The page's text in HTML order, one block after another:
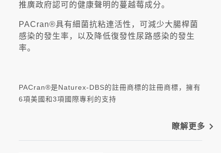
推廣政府認可的健康聲明的蔓越莓成分。
PACran®具有細菌抗粘連活性，可減少大腸桿菌
感染的發生率，以及降低復發性尿路感染的發生
率。
PACran®是Naturex-DBS的註冊商標的註冊商標，擁有
6項美國和3項國際專利的支持
瞭解更多 navigate_next